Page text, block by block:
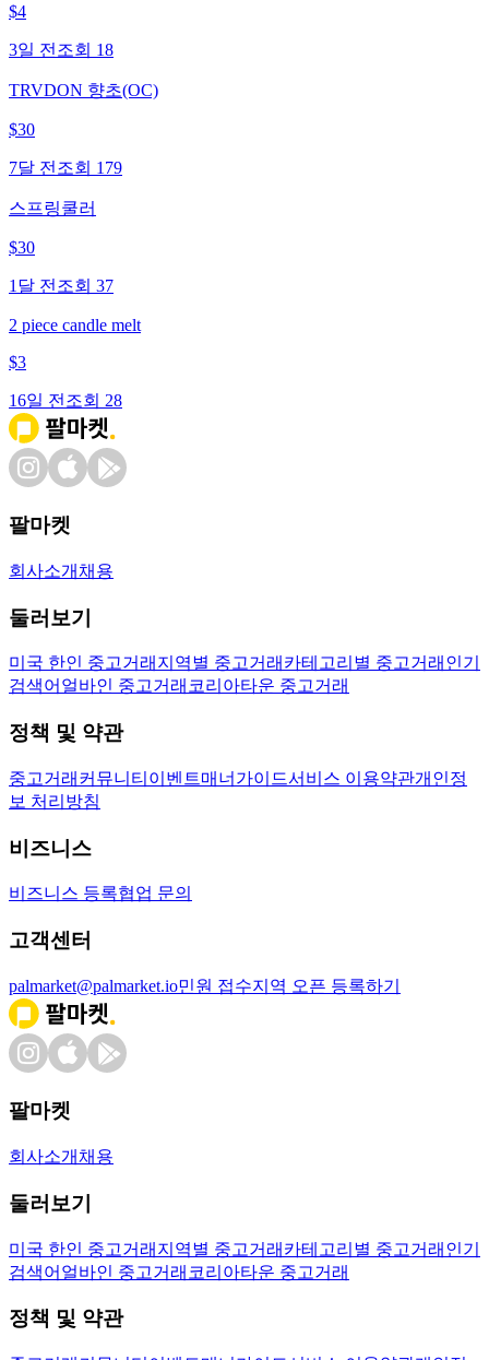
$4
3일 전 조회 18
TRVDON 향초(OC)
$30
7달 전 조회 179
스프링쿨러
$30
1달 전 조회 37
2 piece candle melt
$3
16일 전 조회 28
팔마켓
회사소개 채용
둘러보기
미국 한인 중고거래 지역별 중고거래 카테고리별 중고거래 인기
검색어 얼바인 중고거래 코리아타운 중고거래
정책 및 약관
중고거래 커뮤니티 이벤트매너가이드서비스 이용약관개인정
보 처리방침
비즈니스
비즈니스 등록협업 문의
고객센터
palmarket@palmarket.io민원 접수지역 오픈 등록하기
팔마켓
회사소개 채용
둘러보기
미국 한인 중고거래 지역별 중고거래 카테고리별 중고거래 인기
검색어 얼바인 중고거래 코리아타운 중고거래
정책 및 약관